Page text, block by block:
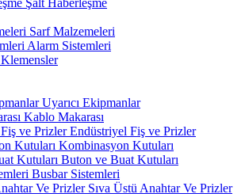
Şalt Haberleşme
Sarf Malzemeleri
Alarm Sistemleri
Klemensler
Uyarıcı Ekipmanlar
Kablo Makarası
Endüstriyel Fiş ve Prizler
Kombinasyon Kutuları
Buton ve Buat Kutuları
Busbar Sistemleri
Sıva Üstü Anahtar Ve Prizler